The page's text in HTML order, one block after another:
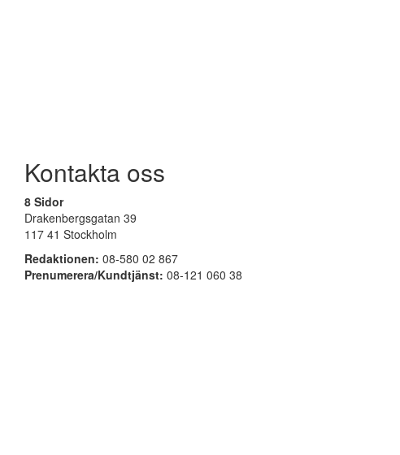
Kontakta oss
8 Sidor
Drakenbergsgatan 39
117 41 Stockholm
Redaktionen: 08-580 02 867
Prenumerera/Kundtjänst: 08-121 060 38